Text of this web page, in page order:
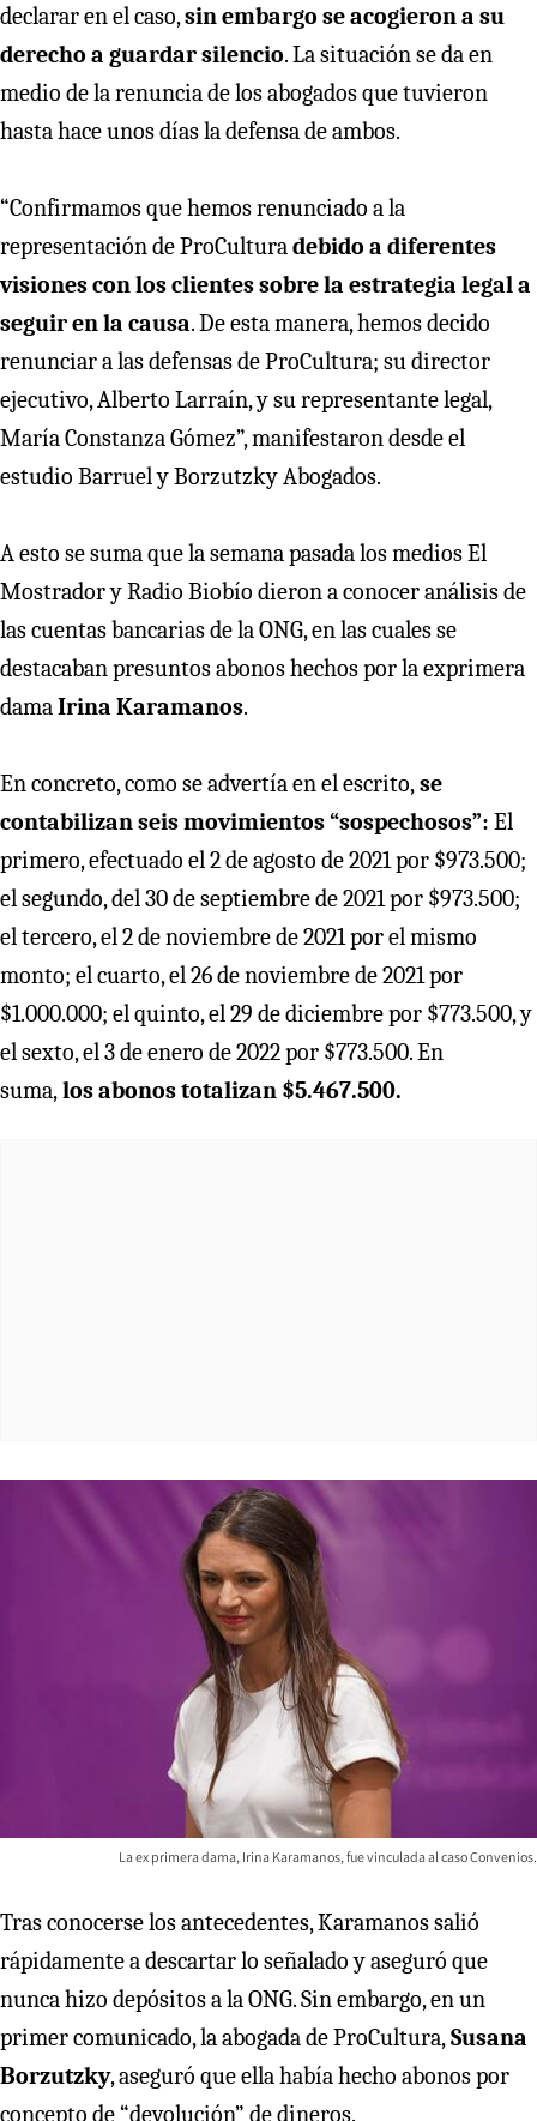
declarar en el caso,sin embargo se acogieron a su
derecho a guardar silencio. La situación se da en
medio de la renuncia de los abogados que tuvieron
hasta hace unos días la defensa de ambos.
“Confirmamos que hemos renunciado a la
representación de ProCulturadebido a diferentes
visiones con los clientes sobre la estrategia legal a
seguir en la causa. De esta manera, hemos decido
renunciar a las defensas de ProCultura; su director
ejecutivo, Alberto Larraín, y su representante legal,
María Constanza Gómez”, manifestaron desde el
estudio Barruel y Borzutzky Abogados.
A esto se suma que la semana pasada los medios El
Mostrador y Radio Biobío dieron a conocer análisis de
las cuentas bancarias de la ONG, en las cuales se
destacaban presuntos abonos hechos por la exprimera
damaIrina Karamanos.
En concreto, como se advertía en el escrito,se
contabilizan seis movimientos “sospechosos”: El
primero, efectuado el 2 de agosto de 2021 por $973.500;
el segundo, del 30 de septiembre de 2021 por $973.500;
el tercero, el 2 de noviembre de 2021 por el mismo
monto; el cuarto, el 26 de noviembre de 2021 por
$1.000.000; el quinto, el 29 de diciembre por $773.500, y
el sexto, el 3 de enero de 2022 por $773.500. En
suma,los abonos totalizan $5.467.500.
La ex primera dama, Irina Karamanos, fue vinculada al caso Convenios.
Tras conocerse los antecedentes, Karamanos salió
rápidamente a descartar lo señalado y aseguró que
nunca hizo depósitos a la ONG. Sin embargo, en un
primer comunicado, la abogada de ProCultura,Susana
Borzutzky, aseguró que ella había hecho abonos por
concepto de “devolución” de dineros.